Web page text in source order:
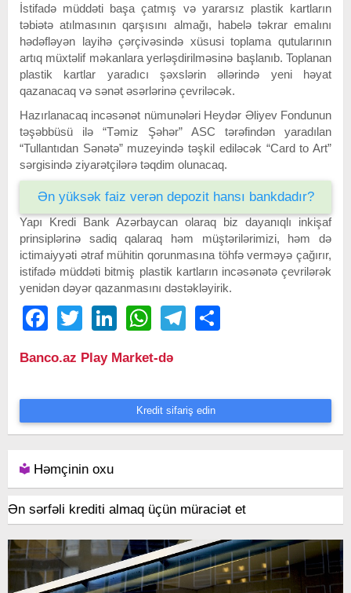
İstifadə müddəti başa çatmış və yararsız plastik kartların
təbiətə atılmasının qarşısını almağı, habelə təkrar emalını
hədəfləyən layihə çərçivəsində xüsusi toplama qutularının
artıq müxtəlif məkanlara yerləşdirilməsinə başlanıb. Toplanan
plastik kartlar yaradıcı şəxslərin əllərində yeni həyat
qazanacaq və sənət əsərlərinə çevriləcək.
Hazırlanacaq incəsənət nümunələri Heydər Əliyev Fondunun
təşəbbüsü ilə “Təmiz Şəhər” ASC tərəfindən yaradılan
“Tullantıdan Sənətə” muzeyində təşkil ediləcək “Card to Art”
sərgisində ziyarətçilərə təqdim olunacaq.
Ən yüksək faiz verən depozit hansı bankdadır?
Yapı Kredi Bank Azərbaycan olaraq biz dayanıqlı inkişaf
prinsiplərinə sadiq qalaraq həm müştərilərimizi, həm də
ictimaiyyəti ətraf mühitin qorunmasına töhfə verməyə çağırır,
istifadə müddəti bitmiş plastik kartların incəsənətə çevrilərək
yenidən dəyər qazanmasını dəstəkləyirik.
FacebookTwitter LinkedIn WhatsAppTelegram
Banco.az Play Market-də
Kredit sifariş edin
Həmçinin oxu
Ən sərfəli krediti almaq üçün müraciət et